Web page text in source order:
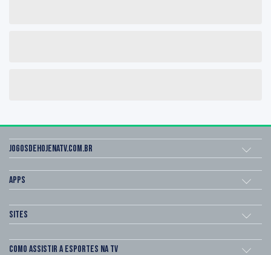
Jogosdehojenatv.com.br
Apps
Sites
Como assistir a esportes na TV